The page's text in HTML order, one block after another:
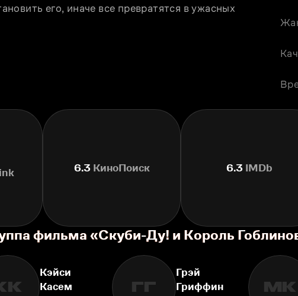
его, иначе все превратятся в ужасных
6.3 КиноПоиск 6.3 IMDb
фильма «Скуби-Ду! и Король
Кэйси
Касем
ГГ
Грэй
Гриффин
МК